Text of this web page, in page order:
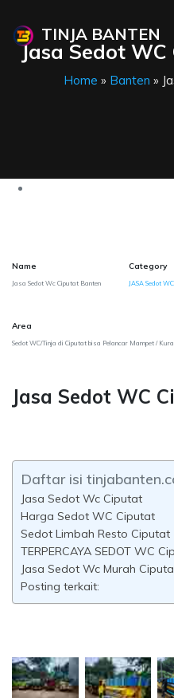
TINJA BANTEN
Jasa Sedot
Home » Banten »
Name
Jasa Sedot Wc Ciputat Banten
Category
JASA Sedot
Area
Sedot WC/Tinja di Ciputat bisa Pelancar Mampet /
Jasa Sedot WC
Daftar isi
Jasa Sedot Wc Ciputat
Harga Sedot WC Ciputat
Sedot Limbah Resto Ciputat
TERPERCAYA SEDOT WC
Jasa Sedot Wc Murah
Posting terkait: